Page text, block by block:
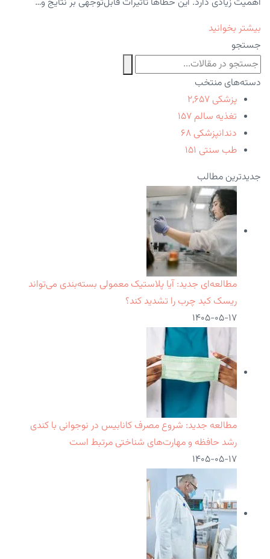
بیشتر بخوانید
جستجو
دسته‌های منتخب
پزشکی ۲,۶۵۷
تغذیه سالم ۱۵۷
دندانپزشکی ۶۸
طب سنتی ۱۵۱
جدیدترین مطالب
مطالعه‌ای جدید: آیا پلاستیک معمولی بسته‌بندی می‌تواند
ریسک کبد چرب را تشدید کند؟
۱۴۰۵-۰۵-۱۷
مطالعه جدید: شروع مصرف کانابیس در نوجوانی با کندی
رشد حافظه و مهارت‌های شناختی مرتبط است
۱۴۰۵-۰۵-۱۷